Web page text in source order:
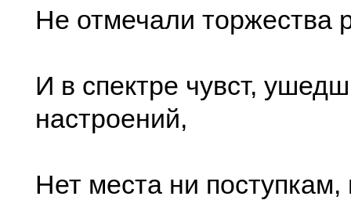
Не отмечали торжества
И в спектре чувст,
настроений,
Нет места ни